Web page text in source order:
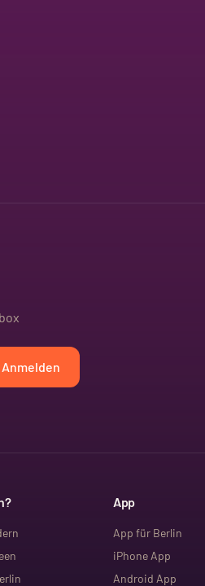
Anmelden
App
App für Berlin
iPhone App
Android App